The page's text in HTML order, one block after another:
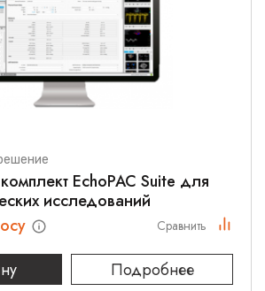
EchoPAC Suite для
исследований
Подробнее
Сравнить